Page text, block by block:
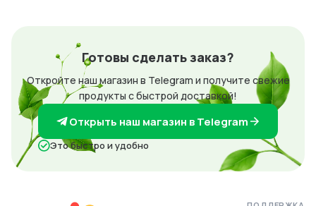
Готовы сделать заказ?
Откройте наш магазин в Telegram и получите свежие
продукты с быстрой доставкой!
Открыть наш магазин в Telegram
Это быстро и удобно